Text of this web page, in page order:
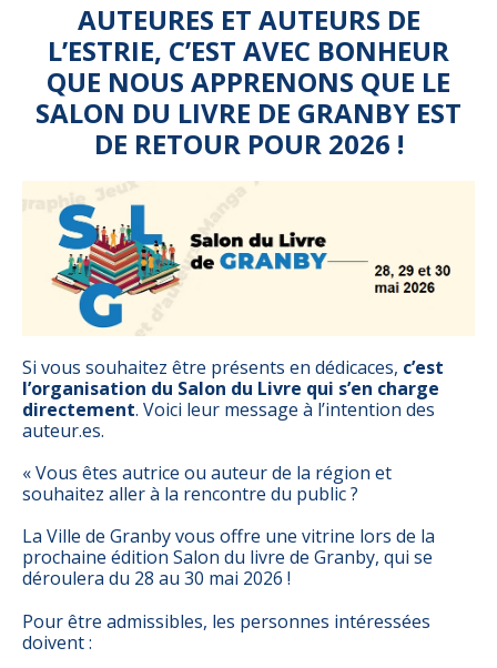
AUTEURES ET AUTEURS DE
L’ESTRIE, C’EST AVEC BONHEUR
QUE NOUS APPRENONS QUE LE
SALON DU LIVRE DE GRANBY EST
DE RETOUR POUR 2026 !
Si vous souhaitez être présents en dédicaces, c’est
l’organisation du Salon du Livre qui s’en charge
directement. Voici leur message à l’intention des
auteur.es.
« Vous êtes autrice ou auteur de la région et
souhaitez aller à la rencontre du public ?
La Ville de Granby vous offre une vitrine lors de la
prochaine édition Salon du livre de Granby, qui se
déroulera du 28 au 30 mai 2026 !
Pour être admissibles, les personnes intéressées
doivent :